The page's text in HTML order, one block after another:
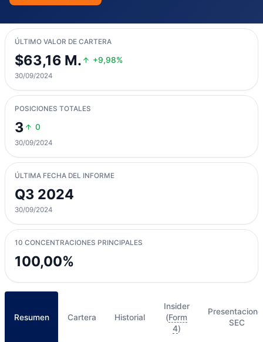
ÚLTIMO VALOR DE CARTERA
$63,16 M. +9,98%
30/09/2024
POSICIONES TOTALES
3 0
30/09/2024
ÚLTIMA FECHA DEL INFORME
Q3 2024
30/09/2024
10 CONCENTRACIONES PRINCIPALES
100,00%
Resumen Cartera Historial
Insider
(Form
4)
SEC